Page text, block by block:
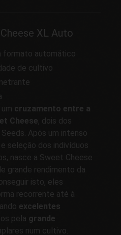
XL Auto
formato automático
de cultivo
cruzamento entre a
Cheese, dois dos
Após um intenso
seleção dos indivíduos
nasce a Sweet Cheese
grande rendimento da
isto, eles
recorrente até à
excelentes
pela grande
num cultivo.